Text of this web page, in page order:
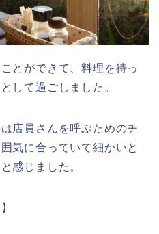
とができて、料理を待っ
して過ごしました。
店員さんを呼ぶためのチ
気に合っていて細かいと
感じました。